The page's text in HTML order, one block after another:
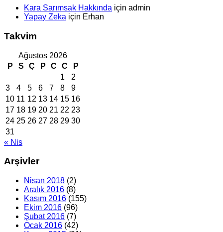
Kara Sarımsak Hakkında için admin
Yapay Zeka için Erhan
Takvim
Ağustos 2026
P
S Ç P C C
P
1
2
3
4 5 6 7 8
9
10 11 12 13 14 15 16
17 18 19 20 21 22 23
24 25 26 27 28 29 30
31
« Nis
Arşivler
Nisan 2018 (2)
Aralık 2016 (8)
Kasım 2016 (155)
Ekim 2016 (96)
Şubat 2016 (7)
Ocak 2016 (42)